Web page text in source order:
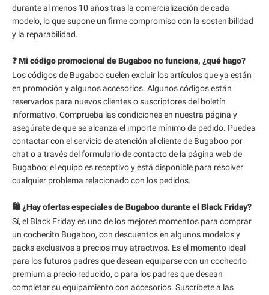
durante al menos 10 años tras la comercialización de cada
modelo, lo que supone un firme compromiso con la sostenibilidad
y la reparabilidad.
❓ Mi código promocional de Bugaboo no funciona, ¿qué hago?
Los códigos de Bugaboo suelen excluir los artículos que ya están
en promoción y algunos accesorios. Algunos códigos están
reservados para nuevos clientes o suscriptores del boletín
informativo. Comprueba las condiciones en nuestra página y
asegúrate de que se alcanza el importe mínimo de pedido. Puedes
contactar con el servicio de atención al cliente de Bugaboo por
chat o a través del formulario de contacto de la página web de
Bugaboo; el equipo es receptivo y está disponible para resolver
cualquier problema relacionado con los pedidos.
🛍️ ¿Hay ofertas especiales de Bugaboo durante el Black Friday?
Sí, el Black Friday es uno de los mejores momentos para comprar
un cochecito Bugaboo, con descuentos en algunos modelos y
packs exclusivos a precios muy atractivos. Es el momento ideal
para los futuros padres que desean equiparse con un cochecito
premium a precio reducido, o para los padres que desean
completar su equipamiento con accesorios. Suscríbete a las